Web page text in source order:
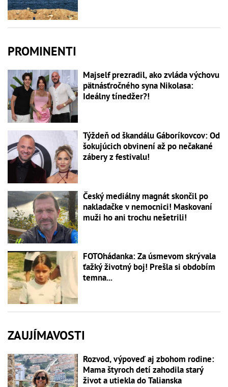
PROMINENTI
Majself prezradil, ako zvláda výchovu
pätnásťročného syna Nikolasa:
Ideálny tínedžer?!
Týždeň od škandálu Gáboríkovcov: Od
šokujúcich obvinení až po nečakané
zábery z festivalu!
Český mediálny magnát skončil po
nakladačke v nemocnici! Maskovaní
muži ho ani trochu nešetrili!
FOTOhádanka: Za úsmevom skrývala
ťažký životný boj! Prešla si obdobím
temna...
ZAUJÍMAVOSTI
Rozvod, výpoveď aj zbohom rodine:
Mama štyroch detí zahodila starý
život a utiekla do Talianska